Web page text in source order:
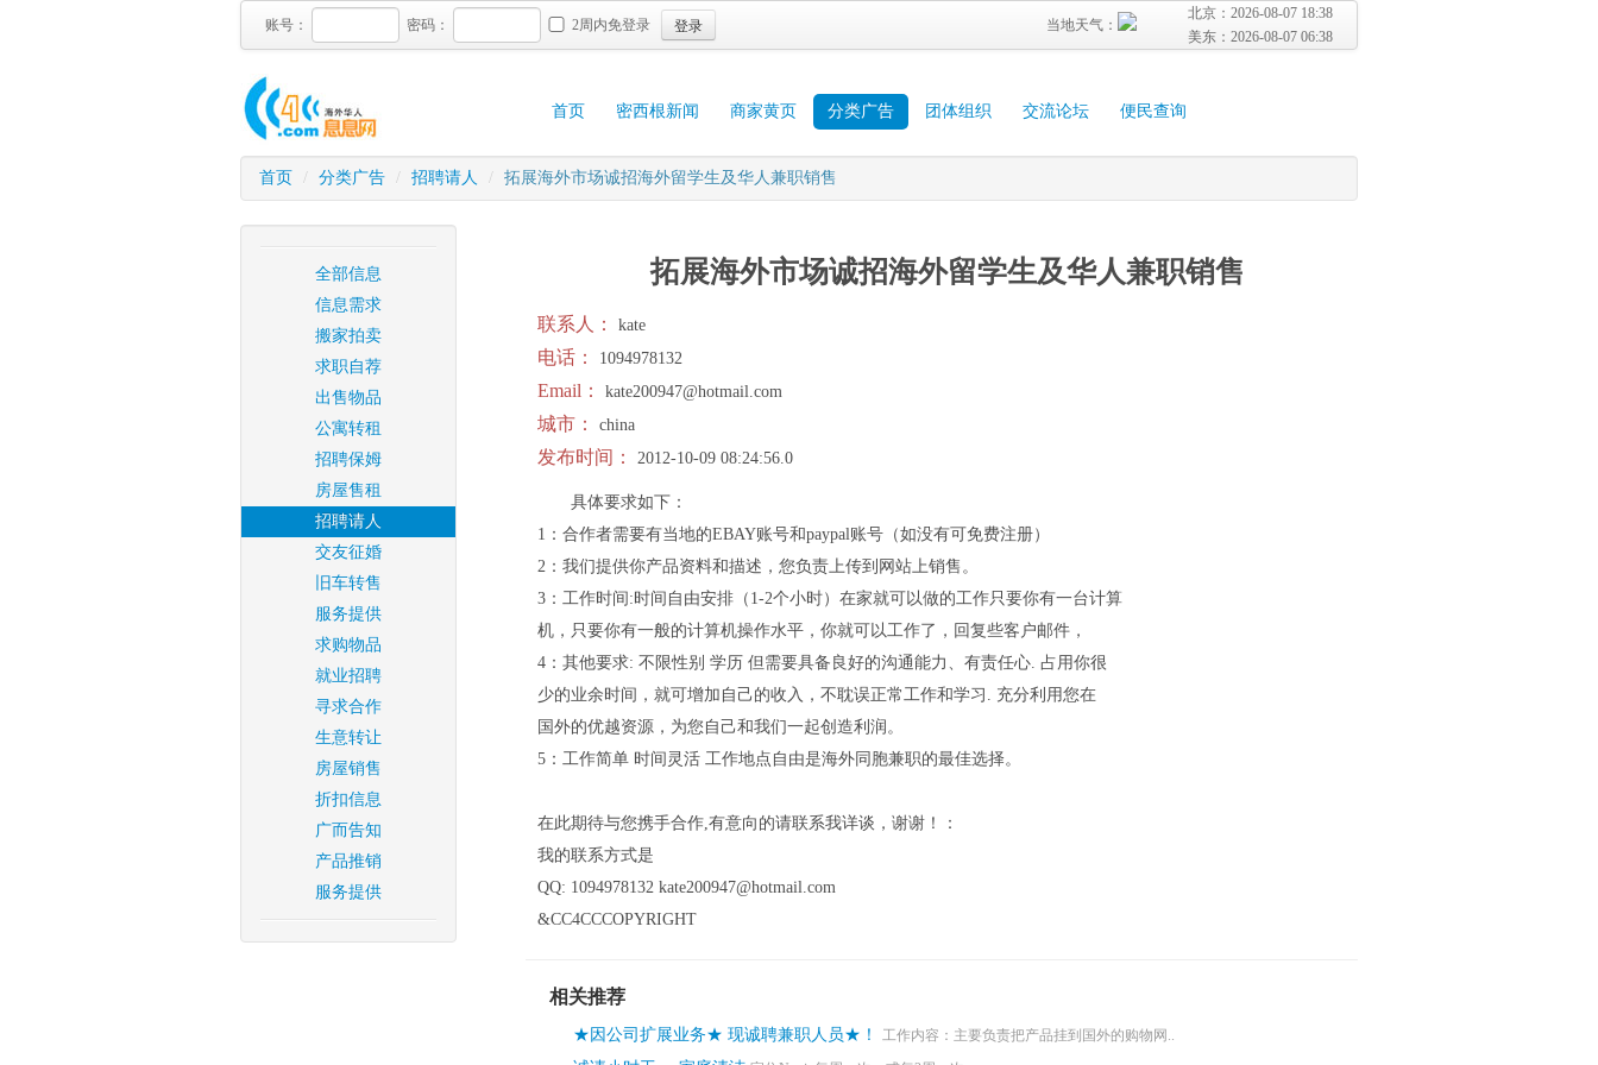
账号： 密码： 2周内免登录 登录
北京： 2026-08-07 18:38
美东： 2026-08-07 06:38
当地天气：
首页 密西根新闻 商家黄页 分类广告 团体组织 交流论坛 便民查询
首页 / 分类广告 / 招聘请人 / 拓展海外市场诚招海外留学生及华人兼职销售
全部信息
信息需求
搬家拍卖
求职自荐
出售物品
公寓转租
招聘保姆
房屋售租
招聘请人
交友征婚
旧车转售
服务提供
求购物品
就业招聘
寻求合作
生意转让
房屋销售
折扣信息
广而告知
产品推销
服务提供
拓展海外市场诚招海外留学生及华人兼职销售
联系人： kate
电话： 1094978132
Email： kate200947@hotmail.com
城市： china
发布时间： 2012-10-09 08:24:56.0
具体要求如下：
1：合作者需要有当地的EBAY账号和paypal账号（如没有可免费注册）
2：我们提供你产品资料和描述，您负责上传到网站上销售。
3：工作时间:时间自由安排（1-2个小时）在家就可以做的工作只要你有一台计算
机，只要你有一般的计算机操作水平，你就可以工作了，回复些客户邮件，
4：其他要求: 不限性别 学历 但需要具备良好的沟通能力、有责任心. 占用你很
少的业余时间，就可增加自己的收入，不耽误正常工作和学习. 充分利用您在
国外的优越资源，为您自己和我们一起创造利润。
5：工作简单 时间灵活 工作地点自由是海外同胞兼职的最佳选择。
在此期待与您携手合作,有意向的请联系我详谈，谢谢！：
我的联系方式是
QQ: 1094978132 kate200947@hotmail.com
&CC4CCCOPYRIGHT
相关推荐
★因公司扩展业务★ 现诚聘兼职人员★！ 工作内容：主要负责把产品挂到国外的购物网..